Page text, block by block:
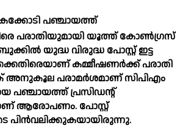
പഞ്ചായത്ത്
പരാതിയുമായി യൂത്ത് കോണ്‍ഗ്രസ്
യുദ്ധ വിരുദ്ധ പോസ്റ്റ് ഇട്ട
കമ്മീഷണര്‍ക്ക് പരാതി
അനുകൂല പരാമര്‍ശമാണ് സിപിഎം
പഞ്ചായത്ത് പ്രസിഡന്റ്
ആരോപണം. പോസ്റ്റ്
പിന്‍വലിക്കുകയായിരുന്നു.